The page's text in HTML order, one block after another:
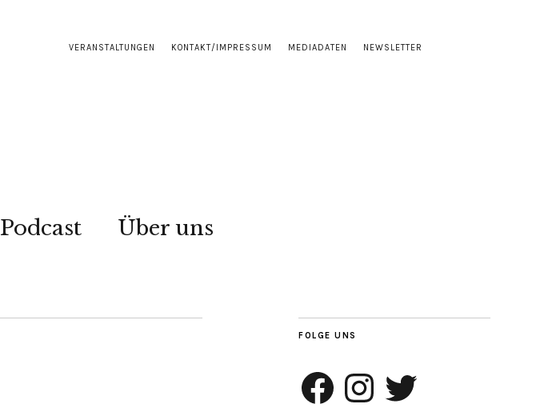
VERANSTALTUNGEN KONTAKT/IMPRESSUM MEDIADATEN NEWSLETTER
Podcast Über uns
FOLGE UNS
Facebook InstagramTwitter